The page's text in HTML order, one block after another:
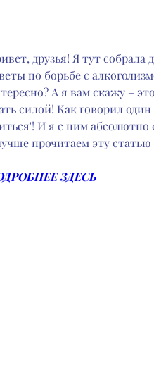
друзья! Я тут
по борьбе с
А я вам скажу –
силой! Как говорил
И я с ним абсолютно
прочитаем эту статью
ЗДЕСЬ